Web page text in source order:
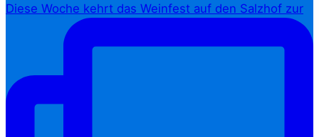
Diese Woche kehrt das Weinfest auf den Salzhof zur